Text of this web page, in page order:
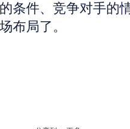
条件、竞争对手的
布局了。